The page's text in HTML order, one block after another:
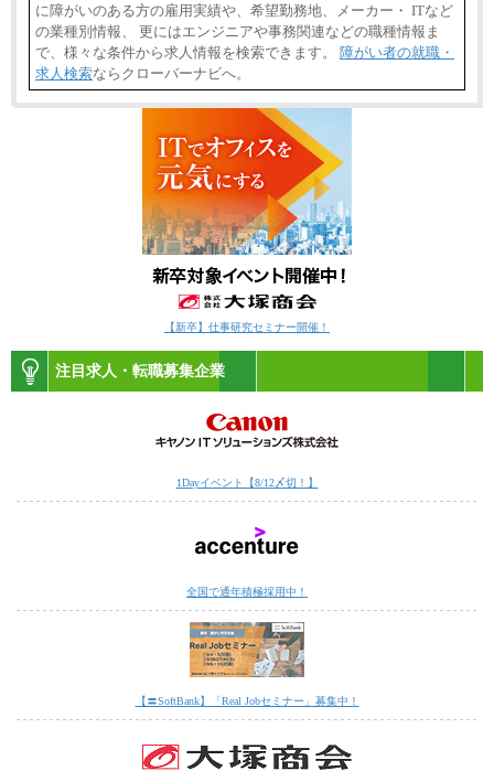
に障がいのある方の雇用実績や、希望勤務地、メーカー・ ITなど
の業種別情報、 更にはエンジニアや事務関連などの職種情報ま
で、様々な条件から求人情報を検索できます。 障がい者の就職・
求人検索ならクローバーナビへ。
【新卒】仕事研究セミナー開催！
注目求人・転職募集企業
1Dayイベント【8/12〆切！】
全国で通年積極採用中！
【〓SoftBank】「Real Jobセミナー」募集中！